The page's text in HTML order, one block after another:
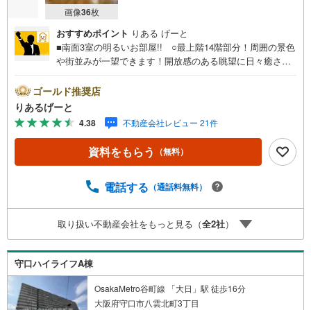
画像36枚
おすすめポイント りある げーと
■南面3室の明るいお部屋!! ○最上階14階部分！周囲の景色
や街並みが一望できます！開放感のある眺望に日々癒され
実した立地がうれしい♪■物件検討中のお客さま！ちょっと
見学してみたいだけなどでも内覧可能です！売主さまの都
合等で見学ができない場合がございます。お気軽に「りあ
るげーと」までお問合わせ下さい！■「りあるげーと」が選
ばれるポイント！■年中休まず営業中！いつでも対応致しま
す！・営業時間:9:00～21:00上記の時間帯は、お電話での
ります！■【無料送迎】「小さなお子さまをつれて外出しづ
ださい！営業スタッフがご自宅に伺って送迎致します！
【リフォーム相談】資格を持った専門スタッフがお悩みに
合わせてお話をうかがい、お客さまにぴったりの提案を行
います！■その他:物件相談、住宅ローン相談、ご質問、気
になること、何でもお気軽にご相談ください！
ゴールド推奨店
りあるげーと
4.38 不動産会社レビュー 21件
資料をもらう （無料）
電話する （通話料無料）
取り扱い不動産会社をもっと見る（全2社）
守口ハイライフA棟
OsakaMetro谷町線 「大日」駅 徒歩16分
大阪府守口市八雲北町3丁目